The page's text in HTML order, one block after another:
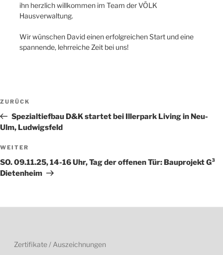
ihn herzlich willkommen im Team der VÖLK
Hausverwaltung.
Wir wünschen David einen erfolgreichen Start und eine
spannende, lehrreiche Zeit bei uns!
Beitragsnavigation
Vorheriger
Beitrag
ZURÜCK
Spezialtiefbau D&K startet bei Illerpark Living in Neu-
Ulm, Ludwigsfeld
Nächster
Beitrag
WEITER
SO. 09.11.25, 14-16 Uhr, Tag der offenen Tür: Bauprojekt G³
Dietenheim
Zertifikate / Auszeichnungen